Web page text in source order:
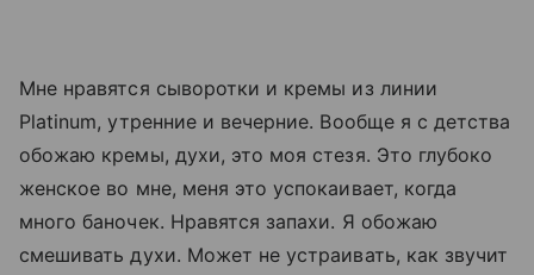
Мне нравятся сыворотки и кремы из линии
Platinum, утренние и вечерние. Вообще я с детства
обожаю кремы, духи, это моя стезя. Это глубоко
женское во мне, меня это успокаивает, когда
много баночек. Нравятся запахи. Я обожаю
смешивать духи. Может не устраивать, как звучит